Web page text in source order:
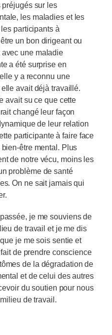
préjugés sur les
les maladies et les
participants à
un bon dirigeant ou
une maladie
a été surprise en
y a reconnu une
avait déjà travaillé.
avait su ce que cette
changé leur façon
de leur relation
participante à faire face
être mental. Plus
de notre vécu, moins les
problème de santé
On ne sait jamais qui
je me souviens de
de travail et je me dis
je me sois sentie et
de prendre conscience
de la dégradation de
et de celui des autres
du soutien pour nous
de travail.